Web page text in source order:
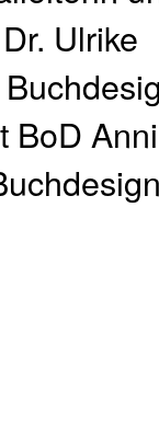
Ulrike
BoD